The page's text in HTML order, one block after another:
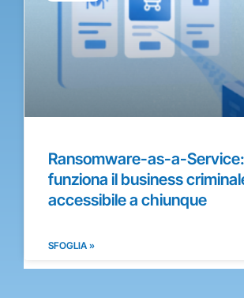
Ransomware-as-a-
funziona il business
accessibile a chiunque
SFOGLIA »